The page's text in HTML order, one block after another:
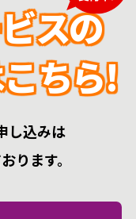
スの
ちら!
し込みは
ります。